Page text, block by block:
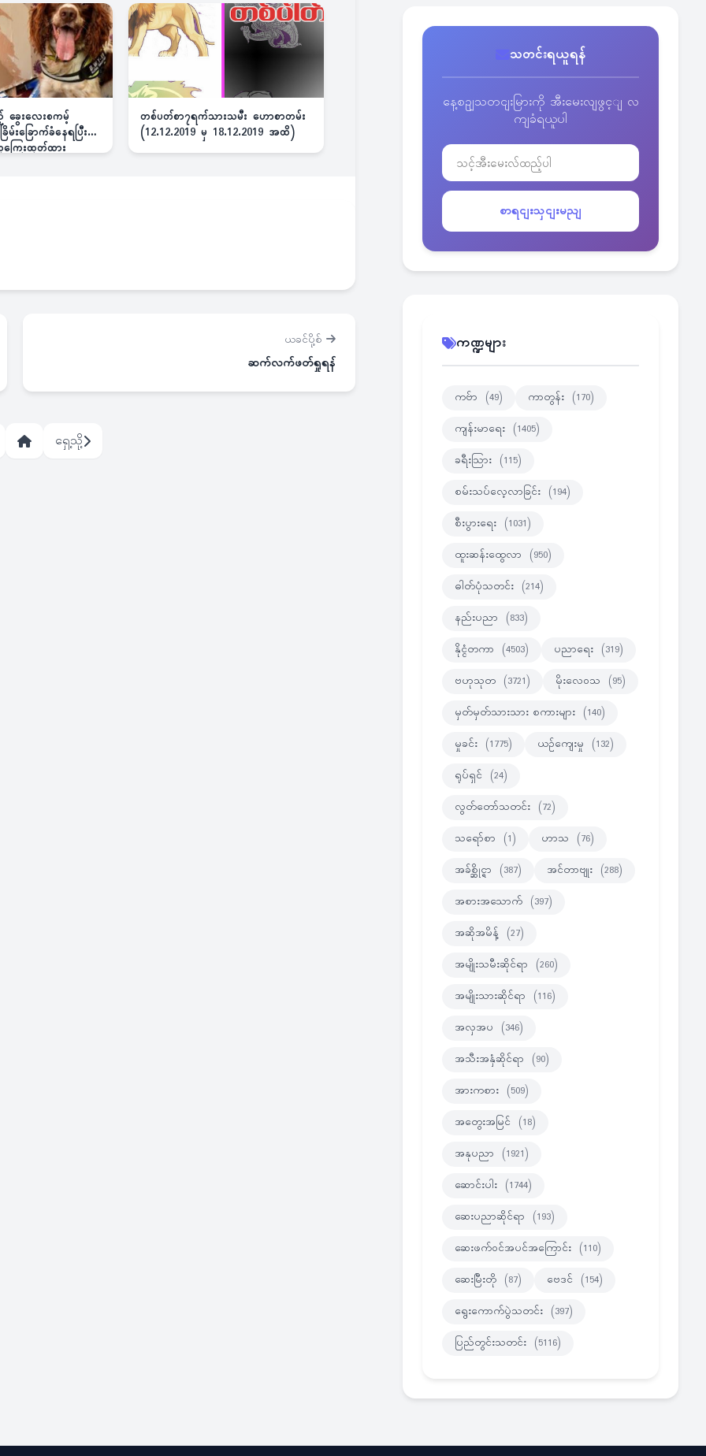
ခွေးလေးစကမ့်
းခြောက်ခံနေရပြီး
ြေးထုတ်ထား
တစ်ပတ်စာ၇ရက်သားသမီး ဟောစာတမ်း
(12.12.2019 မှ 18.12.2019 အထိ)
ယခင်ပို့စ်
ဆက်လက်ဖတ်ရှုရန်
ရှေ့သို့
သတင်းရယူရန်
နေ့စဥျသတငျးမြားကို အီးမေးလျဖွင့ျ လ
ကျခံရယူပါ
စာရငျးသှငျးမညျ
ကဏ္ဍများ
ကဗ်ာ (49) ကာတွန်း (170)
ကျန်းမာရေး (1405)
ခရီးသြား (115)
စမ်းသပ်လေ့လာခြင်း (194)
စီးပွားရေး (1031)
ထူးဆန်းထွေလာ (950)
ဓါတ်ပုံသတင်း (214)
နည်းပညာ (833)
နိုင္ငံတကာ (4503) ပညာရေး (319)
ဗဟုသုတ (3721) မိုးလေဝသ (95)
မှတ်မှတ်သားသား စကားများ (140)
မှုခင်း (1775) ယဉ်ကျေးမှု (132)
ရုပ်ရှင် (24)
လွတ်တော်သတင်း (72)
သရော်စာ (1) ဟာသ (76)
အခ်စ္ဆိုင္ရာ (387) အင်တာဗျုး (288)
အစားအသောက် (397)
အဆိုအမိန့် (27)
အမျိုးသမီးဆိုင်ရာ (260)
အမျိုးသားဆိုင်ရာ (116)
အလှအပ (346)
အသီးအနှံဆိုင်ရာ (90)
အားကစား (509)
အတွေးအမြင် (18)
အနုပညာ (1921)
ဆောင်းပါး (1744)
ဆေးပညာဆိုင်ရာ (193)
ဆေးဖက်ဝင်အပင်အကြောင်း (110)
ဆေးမြီးတို (87) ဗေဒင် (154)
ရွေးကောက်ပွဲသတင်း (397)
ပြည်တွင်းသတင်း (5116)